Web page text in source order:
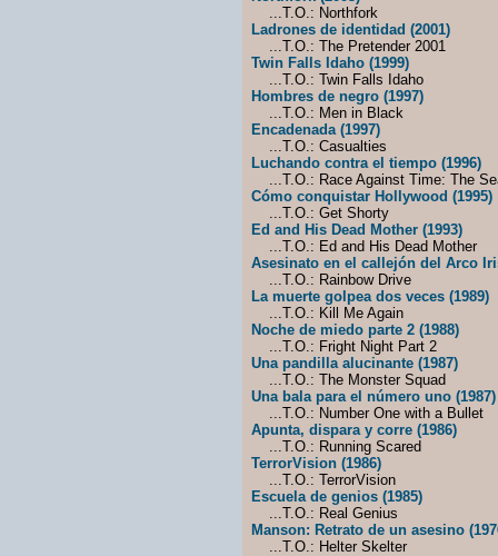
...T.O.: Northfork
Ladrones de identidad (2001)
...T.O.: The Pretender 2001
Twin Falls Idaho (1999)
...T.O.: Twin Falls Idaho
Hombres de negro (1997)
...T.O.: Men in Black
Encadenada (1997)
...T.O.: Casualties
Luchando contra el tiempo (1996)
...T.O.: Race Against Time: The
Cómo conquistar Hollywood (1995)
...T.O.: Get Shorty
Ed and His Dead Mother (1993)
...T.O.: Ed and His Dead Mother
Asesinato en el callejón del Arco
...T.O.: Rainbow Drive
La muerte golpea dos veces (1989)
...T.O.: Kill Me Again
Noche de miedo parte 2 (1988)
...T.O.: Fright Night Part 2
Una pandilla alucinante (1987)
...T.O.: The Monster Squad
Una bala para el número uno (1987)
...T.O.: Number One with a Bullet
Apunta, dispara y corre (1986)
...T.O.: Running Scared
TerrorVision (1986)
...T.O.: TerrorVision
Escuela de genios (1985)
...T.O.: Real Genius
Manson: Retrato de un asesino
...T.O.: Helter Skelter